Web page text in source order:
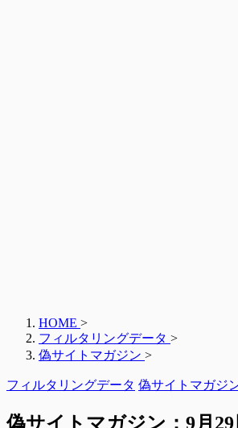
HOME >
フィルタリングデータ >
偽サイトマガジン >
フィルタリングデータ 偽サイトマガジ
偽サイトマガジン：9月29